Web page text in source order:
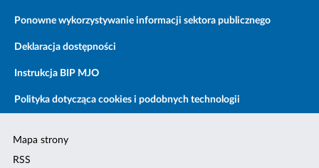
Ponowne wykorzystywanie informacji sektora publicznego
Deklaracja dostępności
Instrukcja BIP MJO
Polityka dotycząca cookies i podobnych technologii
Mapa strony
RSS